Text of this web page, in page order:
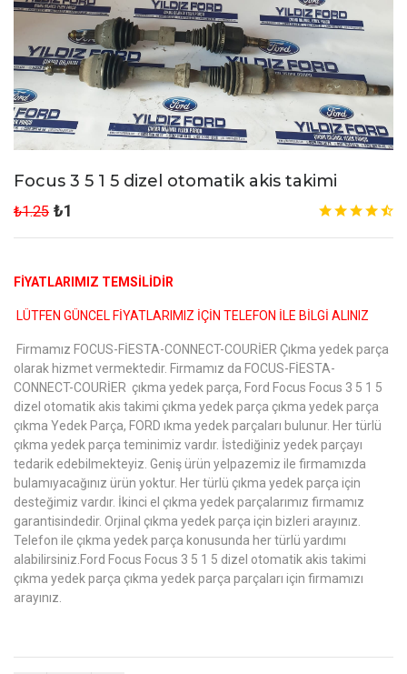
Focus 3 5 1 5 dizel otomatik akis takimi
₺1.25 ₺1
FİYATLARIMIZ TEMSİLİDİR
LÜTFEN GÜNCEL FİYATLARIMIZ İÇİN TELEFON İLE BİLGİ ALINIZ
Firmamız FOCUS-FİESTA-CONNECT-COURİER Çıkma yedek parça
olarak hizmet vermektedir. Firmamız da FOCUS-FİESTA-
CONNECT-COURİER çıkma yedek parça, Ford Focus Focus 3 5 1 5
dizel otomatik akis takimi çıkma yedek parça çıkma yedek parça
çıkma Yedek Parça, FORD ıkma yedek parçaları bulunur. Her türlü
çıkma yedek parça teminimiz vardır. İstediğiniz yedek parçayı
tedarik edebilmekteyiz. Geniş ürün yelpazemiz ile firmamızda
bulamıyacağınız ürün yoktur. Her türlü çıkma yedek parça için
desteğimiz vardır. İkinci el çıkma yedek parçalarımız firmamız
garantisindedir. Orjinal çıkma yedek parça için bizleri arayınız.
Telefon ile çıkma yedek parça konusunda her türlü yardımı
alabilirsiniz.Ford Focus Focus 3 5 1 5 dizel otomatik akis takimi
çıkma yedek parça çıkma yedek parça parçaları için firmamızı
arayınız.